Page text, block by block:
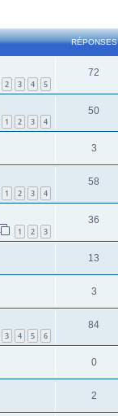
RÉPONSES
2 3 4 5
72
1 2 3 4
50
3
1 2 3 4
58
1 2 3
36
13
3
3 4 5 6
84
0
2